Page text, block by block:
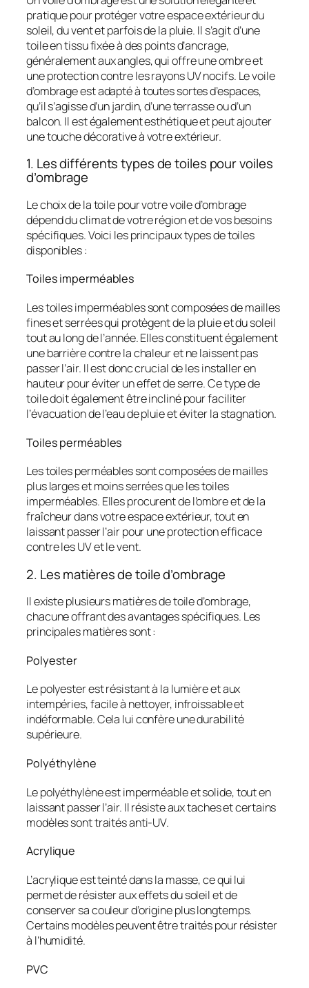
pratique pour protéger votre espace extérieur du
soleil, du vent et parfois de la pluie. Il s’agit d’une
toile en tissu fixée à des points d’ancrage,
généralement aux angles, qui offre une ombre et
une protection contre les rayons UV nocifs. Le voile
d’ombrage est adapté à toutes sortes d’espaces,
qu’il s’agisse d’un jardin, d’une terrasse ou d’un
balcon. Il est également esthétique et peut ajouter
une touche décorative à votre extérieur.
1. Les différents types de toiles pour voiles
d’ombrage
Le choix de la toile pour votre voile d’ombrage
dépend du climat de votre région et de vos besoins
spécifiques. Voici les principaux types de toiles
disponibles :
Toiles imperméables
Les toiles imperméables sont composées de mailles
fines et serrées qui protègent de la pluie et du soleil
tout au long de l’année. Elles constituent également
une barrière contre la chaleur et ne laissent pas
passer l’air. Il est donc crucial de les installer en
hauteur pour éviter un effet de serre. Ce type de
toile doit également être incliné pour faciliter
l’évacuation de l’eau de pluie et éviter la stagnation.
Toiles perméables
Les toiles perméables sont composées de mailles
plus larges et moins serrées que les toiles
imperméables. Elles procurent de l’ombre et de la
fraîcheur dans votre espace extérieur, tout en
laissant passer l’air pour une protection efficace
contre les UV et le vent.
2. Les matières de toile d’ombrage
Il existe plusieurs matières de toile d’ombrage,
chacune offrant des avantages spécifiques. Les
principales matières sont :
Polyester
Le polyester est résistant à la lumière et aux
intempéries, facile à nettoyer, infroissable et
indéformable. Cela lui confère une durabilité
supérieure.
Polyéthylène
Le polyéthylène est imperméable et solide, tout en
laissant passer l’air. Il résiste aux taches et certains
modèles sont traités anti-UV.
Acrylique
L’acrylique est teinté dans la masse, ce qui lui
permet de résister aux effets du soleil et de
conserver sa couleur d’origine plus longtemps.
Certains modèles peuvent être traités pour résister
à l’humidité.
PVC